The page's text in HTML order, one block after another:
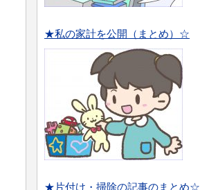
★私の家計を公開（まとめ）☆
★片付け・掃除の記事のまとめ☆